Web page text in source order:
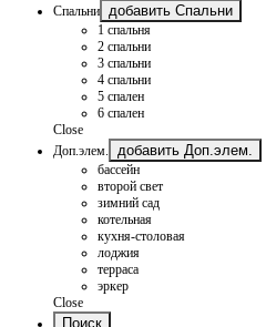
Спальни
добавить Спальни
1 спальня
2 спальни
3 спальни
4 спальни
5 спален
6 спален
Close
Доп.элем.
добавить Доп.элем.
бассейн
второй свет
зимний сад
котельная
кухня-столовая
лоджия
терраса
эркер
Close